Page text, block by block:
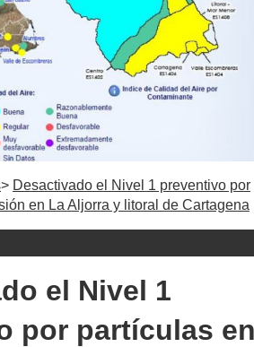
Desactivado el Nivel 1 preventivo por
en La Aljorra y litoral de Cartagena
el Nivel 1
por partículas